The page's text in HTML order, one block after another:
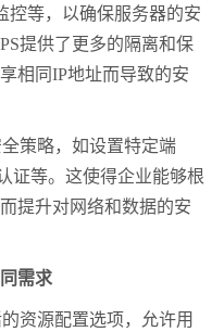
控等，以确保服务器的安
提供了更多的隔离和保
相同IP地址而导致的安
策略，如设置特定端
证等。这使得企业能够根
提升对网络和数据的安
需求
资源配置选项，允许用